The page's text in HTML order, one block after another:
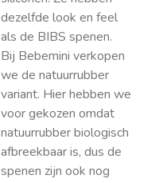
dezelfde look en feel
als de BIBS spenen.
Bij Bebemini verkopen
we de natuurrubber
variant. Hier hebben we
voor gekozen omdat
natuurrubber biologisch
afbreekbaar is, dus de
spenen zijn ook nog